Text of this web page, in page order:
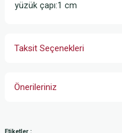
yüzük çapı:1 cm
Taksit Seçenekleri
Önerileriniz
yetersiz gördüğünüz noktaları
Etiketler :